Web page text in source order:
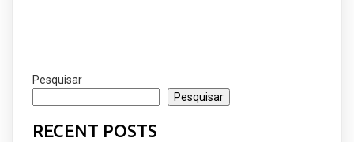
Pesquisar
Pesquisar
RECENT POSTS